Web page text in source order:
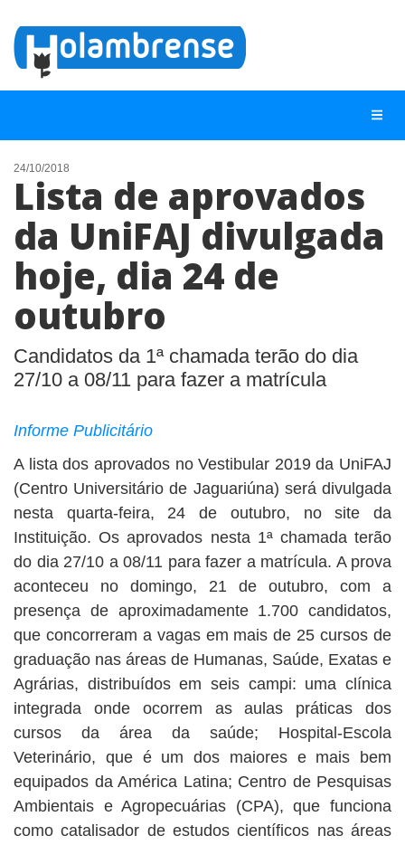
NOTÍCIAS
LISTA DIGITAL
TELEFONES ÚTEIS
CONTATO
ANUNCIE
24/10/2018
Lista de aprovados
da UniFAJ divulgada
hoje, dia 24 de
outubro
Candidatos da 1ª chamada terão do dia
27/10 a 08/11 para fazer a matrícula
Informe Publicitário
A lista dos aprovados no Vestibular 2019 da UniFAJ
(Centro Universitário de Jaguariúna) será divulgada
nesta quarta-feira, 24 de outubro, no site da
Instituição. Os aprovados nesta 1ª chamada terão
do dia 27/10 a 08/11 para fazer a matrícula. A prova
aconteceu no domingo, 21 de outubro, com a
presença de aproximadamente 1.700 candidatos,
que concorreram a vagas em mais de 25 cursos de
graduação nas áreas de Humanas, Saúde, Exatas e
Agrárias, distribuídos em seis campi: uma clínica
integrada onde ocorrem as aulas práticas dos
cursos da área da saúde; Hospital-Escola
Veterinário, que é um dos maiores e mais bem
equipados da América Latina; Centro de Pesquisas
Ambientais e Agropecuárias (CPA), que funciona
como catalisador de estudos científicos nas áreas